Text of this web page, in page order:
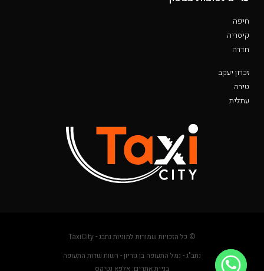
חיפה
קיסריה
חדרה
זכרון יעקב
טירה
עתלית
© כל הזכויות שמורות למוניות נתבג - TaxiCity
נתב"ג - נמל התעופה בן גוריון - רשות שדות התעופה
בניית אתרים: אלפא נטיקס